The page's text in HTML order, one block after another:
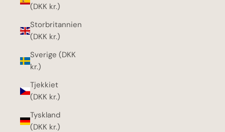
(DKK kr.)
Storbritannien
(DKK kr.)
Sverige (DKK
kr.)
Tjekkiet
(DKK kr.)
Tyskland
(DKK kr.)